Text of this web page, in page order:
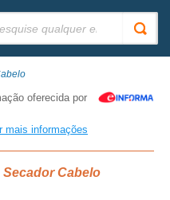
oferecida por
mais informações
Cabelo